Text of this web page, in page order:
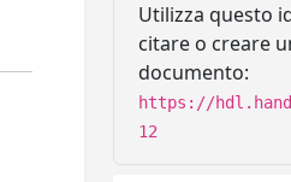
Utilizza questo
citare o creare
documento:
https://
12